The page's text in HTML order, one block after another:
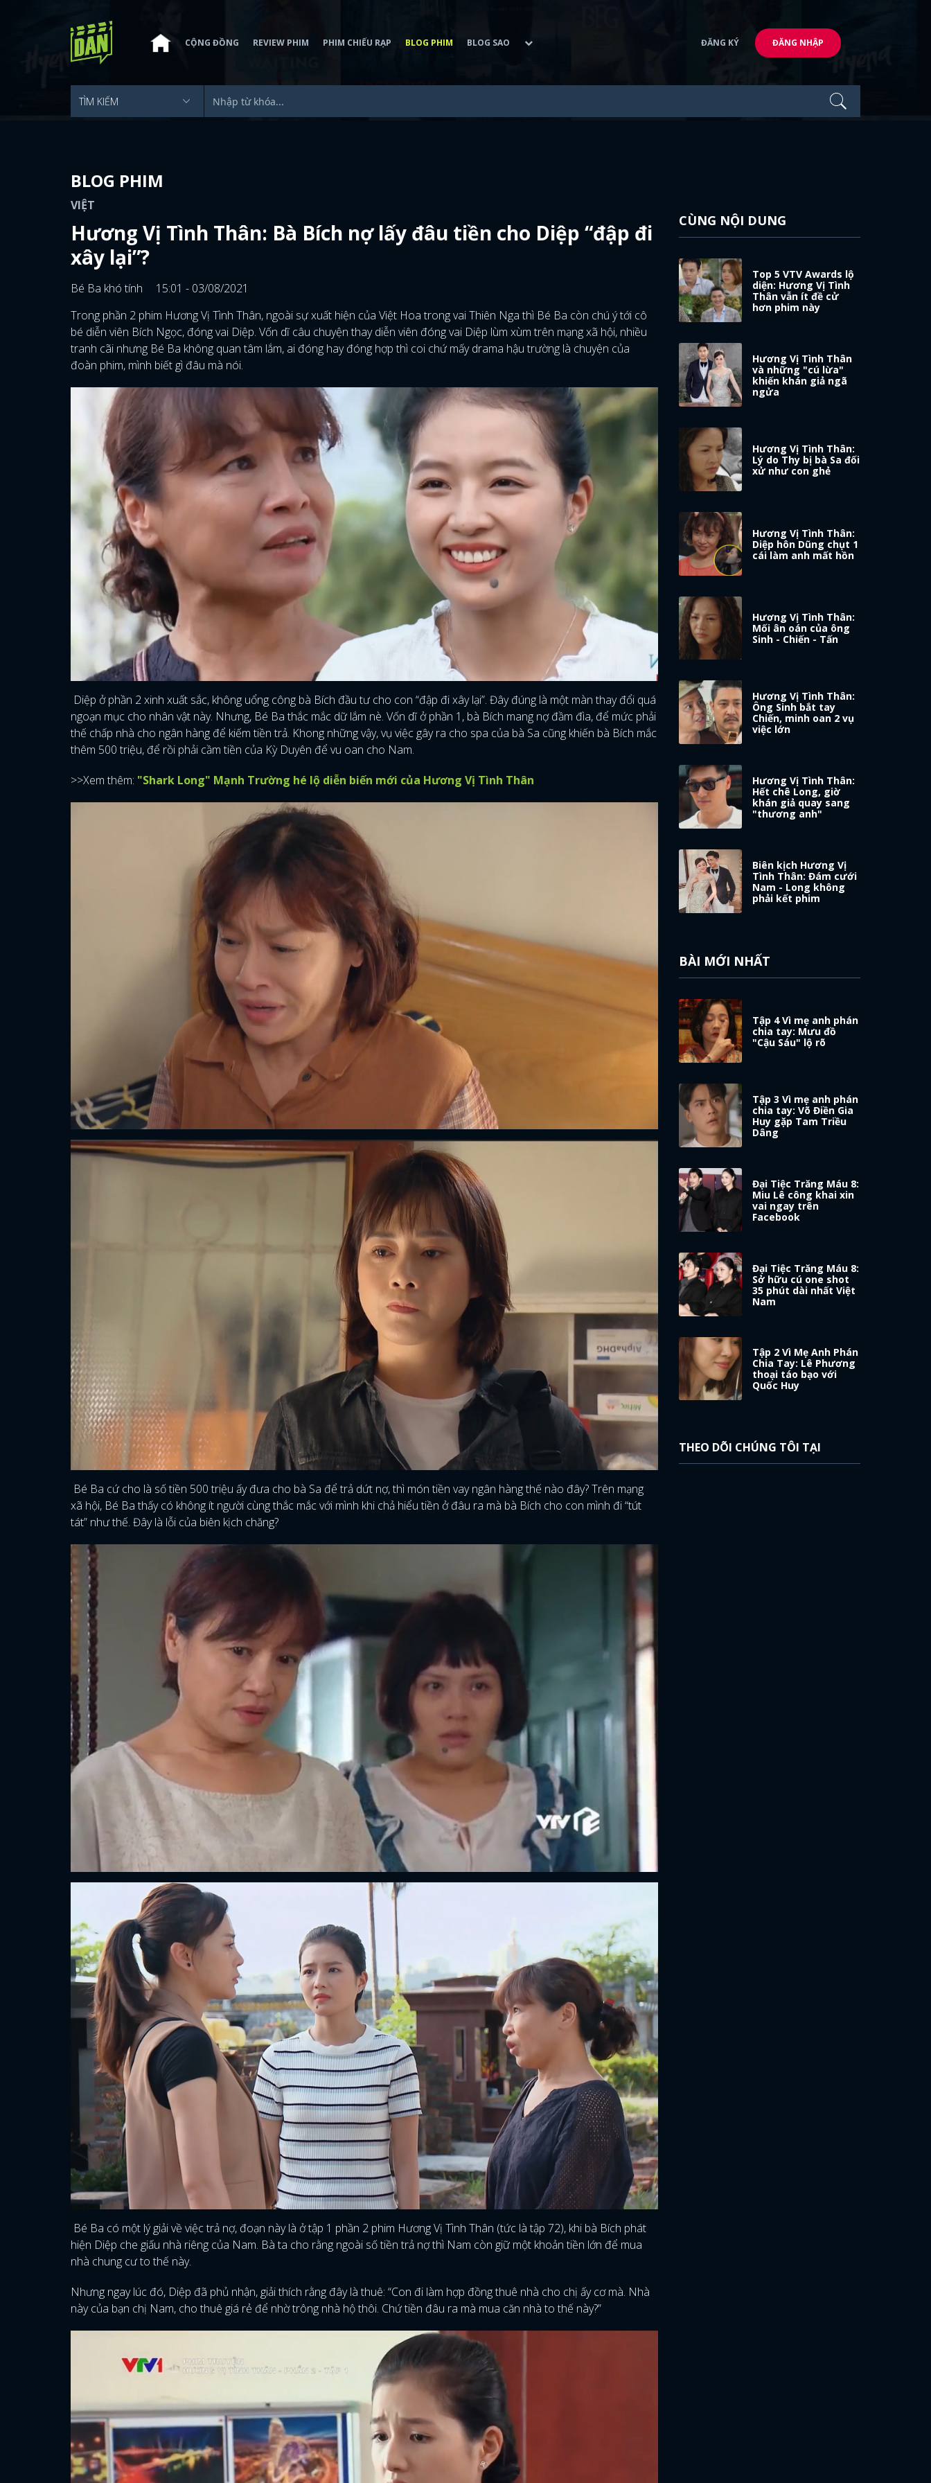
ĐĂNG NHẬP
CỘNG ĐỒNG REVIEW PHIM PHIM CHIẾU RẠP BLOG PHIM BLOG SAO ĐĂNG KÝ ĐĂNG NHẬP
BLOG PHIM
VIỆT
Hương Vị Tình Thân: Bà Bích nợ lấy đâu tiền cho Diệp “đập đi
xây lại”?
Bé Ba khó tính
15:01 - 03/08/2021
Trong phần 2 phim Hương Vị Tình Thân, ngoài sự xuất hiện của Việt Hoa trong vai Thiên Nga thì Bé Ba còn chú ý tới cô
bé diễn viên Bích Ngọc, đóng vai Diệp. Vốn dĩ câu chuyện thay diễn viên đóng vai Diệp lùm xùm trên mạng xã hội, nhiều
tranh cãi nhưng Bé Ba không quan tâm lắm, ai đóng hay đóng hợp thì coi chứ mấy drama hậu trường là chuyện của
đoàn phim, mình biết gì đâu mà nói.
Diệp ở phần 2 xinh xuất sắc, không uổng công bà Bích đầu tư cho con “đập đi xây lại”. Đây đúng là một màn thay đổi quá
ngoạn mục cho nhân vật này. Nhưng, Bé Ba thắc mắc dữ lắm nè. Vốn dĩ ở phần 1, bà Bích mang nợ đầm đìa, để mức phải
thế chấp nhà cho ngân hàng để kiếm tiền trả. Khong những vậy, vụ việc gây ra cho spa của bà Sa cũng khiến bà Bích mắc
thêm 500 triệu, để rồi phải cầm tiền của Kỳ Duyên để vu oan cho Nam.
>>Xem thêm: "Shark Long" Mạnh Trường hé lộ diễn biến mới của Hương Vị Tình Thân
Bé Ba cứ cho là số tiền 500 triệu ấy đưa cho bà Sa để trả dứt nợ, thì món tiền vay ngân hàng thế nào đây? Trên mạng
xã hội, Bé Ba thấy có không ít người cùng thắc mắc với mình khi chả hiểu tiền ở đâu ra mà bà Bích cho con mình đi “tút
tát” như thế. Đây là lỗi của biên kịch chăng?
Bé Ba có một lý giải về việc trả nợ, đoạn này là ở tập 1 phần 2 phim Hương Vị Tình Thân (tức là tập 72), khi bà Bích phát
hiện Diệp che giấu nhà riêng của Nam. Bà ta cho rằng ngoài số tiền trả nợ thì Nam còn giữ một khoản tiền lớn để mua
nhà chung cư to thế này.
Nhưng ngay lúc đó, Diệp đã phủ nhận, giải thích rằng đây là thuê: “Con đi làm hợp đồng thuê nhà cho chị ấy cơ mà. Nhà
này của bạn chị Nam, cho thuê giá rẻ để nhờ trông nhà hộ thôi. Chứ tiền đâu ra mà mua căn nhà to thế này?”
CÙNG NỘI DUNG
Top 5 VTV Awards lộ
diện: Hương Vị Tình
Thân vẫn ít đề cử
hơn phim này
Hương Vị Tình Thân
và những "cú lừa"
khiến khán giả ngã
ngửa
Hương Vị Tình Thân:
Lý do Thy bị bà Sa đối
xử như con ghẻ
Hương Vị Tình Thân:
Diệp hôn Dũng chụt 1
cái làm anh mất hồn
Hương Vị Tình Thân:
Mối ân oán của ông
Sinh - Chiến - Tấn
Hương Vị Tình Thân:
Ông Sinh bắt tay
Chiến, minh oan 2 vụ
việc lớn
Hương Vị Tình Thân:
Hết chê Long, giờ
khán giả quay sang
"thương anh"
Biên kịch Hương Vị
Tình Thân: Đám cưới
Nam - Long không
phải kết phim
BÀI MỚI NHẤT
Tập 4 Vì mẹ anh phán
chia tay: Mưu đồ
"Cậu Sáu" lộ rõ
Tập 3 Vì mẹ anh phán
chia tay: Võ Điền Gia
Huy gặp Tam Triều
Dâng
Đại Tiệc Trăng Máu 8:
Miu Lê công khai xin
vai ngay trên
Facebook
Đại Tiệc Trăng Máu 8:
Sở hữu cú one shot
35 phút dài nhất Việt
Nam
Tập 2 Vì Mẹ Anh Phán
Chia Tay: Lê Phương
thoại táo bạo với
Quốc Huy
THEO DÕI CHÚNG TÔI TẠI